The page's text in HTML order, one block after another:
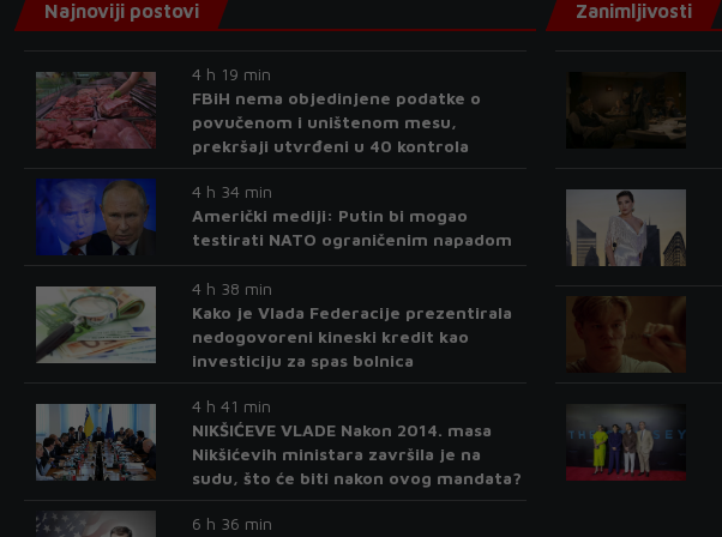
Najnoviji postovi
4 h 19 min
FBiH nema objedinjene podatke o
povučenom i uništenom mesu,
prekršaji utvrđeni u 40 kontrola
4 h 34 min
Američki mediji: Putin bi mogao
testirati NATO ograničenim napadom
4 h 38 min
Kako je Vlada Federacije prezentirala
nedogovoreni kineski kredit kao
investiciju za spas bolnica
4 h 41 min
NIKŠIĆEVE VLADE Nakon 2014. masa
Nikšićevih ministara završila je na
sudu, što će biti nakon ovog mandata?
6 h 36 min
Zanimljivosti